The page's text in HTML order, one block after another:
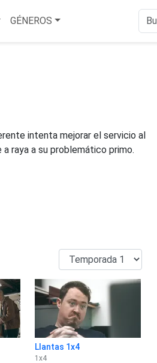
GÉNEROS
intenta mejorar el servicio al
raya a su problemático primo.
Llantas 1x4
1 x4